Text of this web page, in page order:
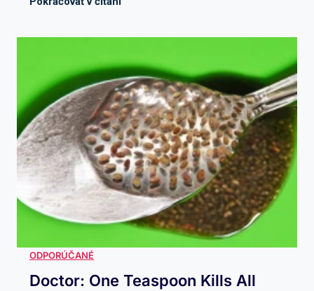
Doctor: One Teaspoon Kills All